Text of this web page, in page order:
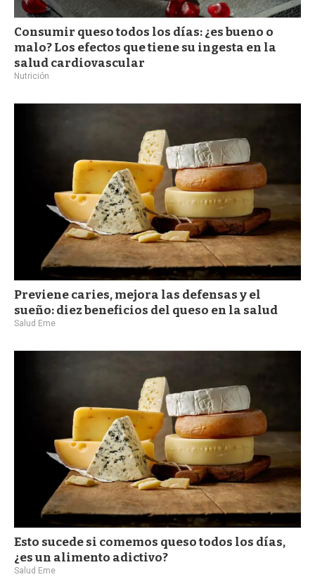
Consumir queso todos los días: ¿es bueno o
malo? Los efectos que tiene su ingesta en la
salud cardiovascular
Nutrición
Previene caries, mejora las defensas y el
sueño: diez beneficios del queso en la salud
Salud Eme
Esto sucede si comemos queso todos los días,
¿es un alimento adictivo?
Salud Eme